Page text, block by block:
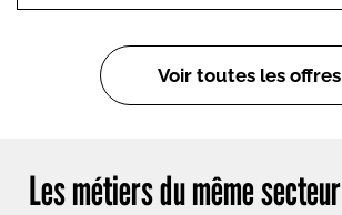
Voir toutes les offres
Les métiers du même secteur